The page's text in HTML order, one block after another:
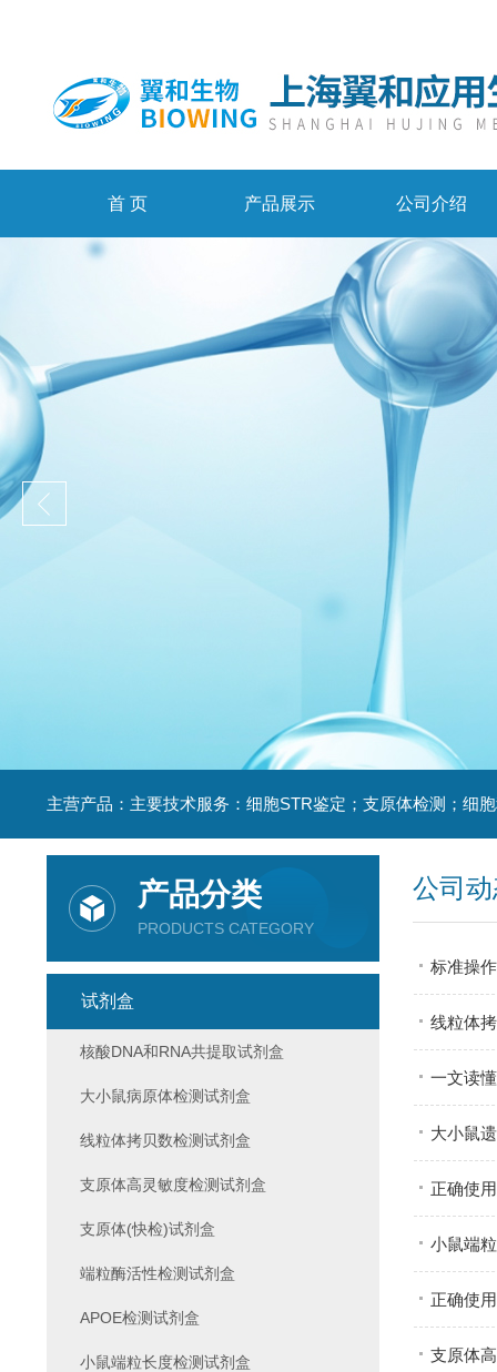
首 页 产品展示 公司介绍
公司
标准操
线粒体
一文读
大小鼠
正确使
小鼠端
正确使
支原体
产品分类
PRODUCTS CATEGORY
试剂盒
核酸DNA和RNA共提取试剂盒
大小鼠病原体检测试剂盒
线粒体拷贝数检测试剂盒
支原体高灵敏度检测试剂盒
支原体(快检)试剂盒
端粒酶活性检测试剂盒
APOE检测试剂盒
小鼠端粒长度检测试剂盒